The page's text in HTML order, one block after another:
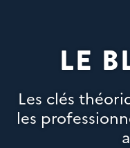
LE
Les clés
les